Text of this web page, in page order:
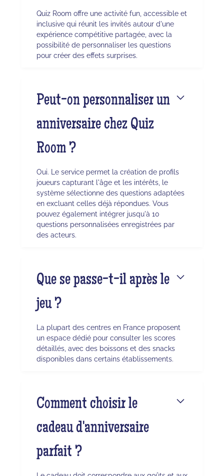
Quiz Room offre une activité fun, accessible et
inclusive qui réunit les invités autour d'une
expérience compétitive partagée, avec la
possibilité de personnaliser les questions
pour créer des effets surprises.
Peut-on personnaliser un
anniversaire chez Quiz
Room ?
Oui. Le service permet la création de profils
joueurs capturant l'âge et les intérêts, le
système sélectionne des questions adaptées
en excluant celles déjà répondues. Vous
pouvez également intégrer jusqu'à 10
questions personnalisées enregistrées par
des acteurs.
Que se passe-t-il après le
jeu ?
La plupart des centres en France proposent
un espace dédié pour consulter les scores
détaillés, avec des boissons et des snacks
disponibles dans certains établissements.
Comment choisir le
cadeau d'anniversaire
parfait ?